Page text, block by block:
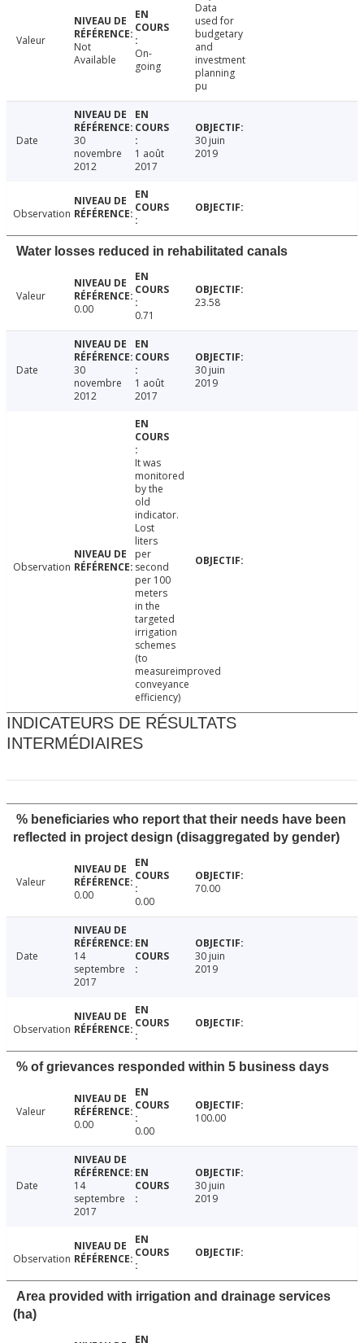
Valeur
Not
Available
On-
going
Data
used for
budgetary
and
investment
planning
pu
Date
30
novembre
2012
1 août
2017
30 juin
2019
Observation
Water losses reduced in rehabilitated canals
Valeur
0.00
0.71
23.58
Date
30
novembre
2012
1 août
2017
30 juin
2019
Observation
It was
monitored
by the
old
indicator.
Lost
liters
per
second
per 100
meters
in the
targeted
irrigation
schemes
(to
measureimproved
conveyance
efficiency)
INDICATEURS DE RÉSULTATS
INTERMÉDIAIRES
% beneficiaries who report that their needs have been
reflected in project design (disaggregated by gender)
Valeur
0.00
0.00
70.00
Date
14
septembre
2017
30 juin
2019
Observation
% of grievances responded within 5 business days
Valeur
0.00
0.00
100.00
Date
14
septembre
2017
30 juin
2019
Observation
Area provided with irrigation and drainage services
(ha)